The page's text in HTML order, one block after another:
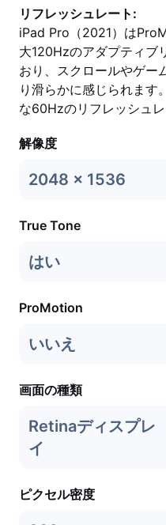
リフレッシュレート:
iPad Pro（2021）は
大120Hzのアダプティブ
おり、スクロールやゲー
り滑らかに感じられま
な60Hzのリフレッシュレ
解像度
2048 x 1536
True Tone
はい
ProMotion
いいえ
画面の種類
Retinaディスプレ
イ
ピクセル密度